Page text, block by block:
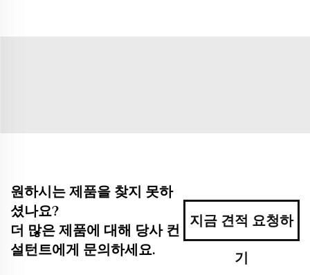
원하시는 제품을 찾지 못하
셨나요?
더 많은 제품에 대해 당사 컨
설턴트에게 문의하세요.
지금 견적 요청하
기